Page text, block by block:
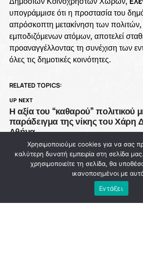
υπογράμμισε ότι η προστασία του
απρόσκοπτη μετακίνηση των πολιτών,
εμποδιζόμενων ατόμων, αποτελεί
προαναγγέλλοντας τη συνέχιση των
όλες τις δημοτικές κοινότητες.
RELATED TOPICS:
UP NEXT
Η αξία του “καθαρού” πολιτικού
παράδειγμα της νίκης του Χάρη
Αθήνα
DON'T MISS
93 εκατ. ευρώ χάθηκαν από την
Προστασία ενώ η χώρα μετρά
Χρησιμοποιούμε cookies για να σας
καλύτερη δυνατή εμπειρία στη σελίδα
χρησιμοποιείτε τη σελίδα, θα
ικανοποιημένοι με
Εντάξει